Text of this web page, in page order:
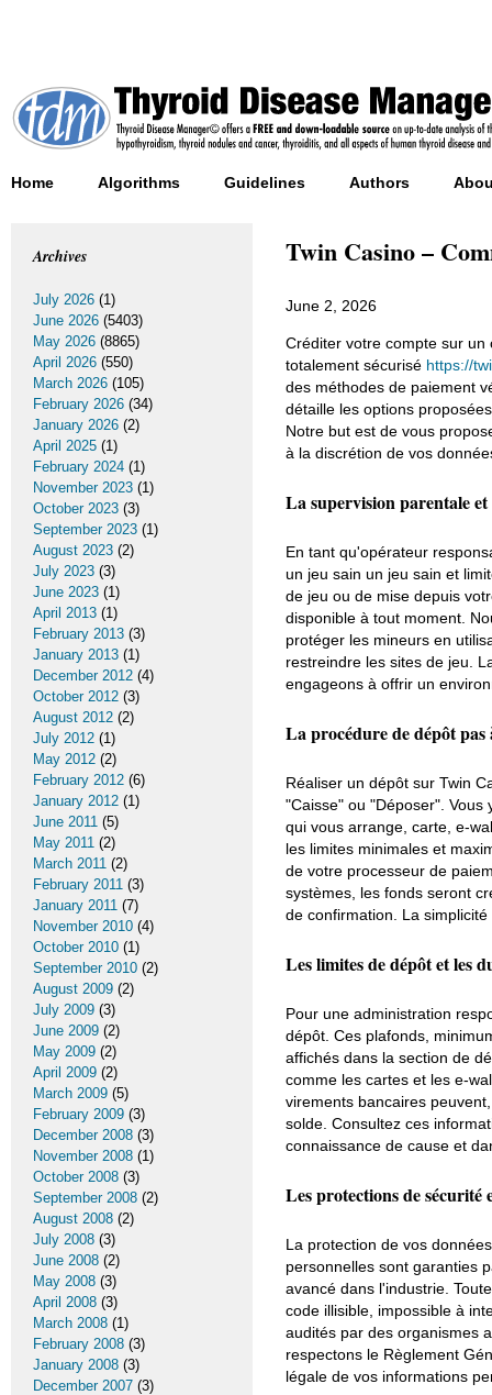
Home Algorithms Guidelines Authors
Twin Casino –
June 2, 2026
Créditer votre compte sur un
totalement sécurisé https://
des méthodes de paiement
détaille les options
Notre but est de vous
à la discrétion de vos
La supervision parentale
En tant qu'opérateur
un jeu sain un jeu sain et
de jeu ou de mise depuis
disponible à tout moment.
protéger les mineurs en
restreindre les sites de jeu.
engageons à offrir un
La procédure de dépôt pas
Réaliser un dépôt sur Twin
"Caisse" ou "Déposer".
qui vous arrange, carte, e-
les limites minimales et
de votre processeur de
systèmes, les fonds seront
de confirmation. La
Les limites de dépôt et les
Pour une administration
dépôt. Ces plafonds,
affichés dans la section de
comme les cartes et les e-
virements bancaires
solde. Consultez ces
connaissance de cause et
Les protections de sécurité
La protection de vos
personnelles sont garanties
avancé dans l'industrie.
code illisible, impossible à
audités par des organismes
respectons le Règlement
légale de vos informations
Archives
July 2026 (1)
June 2026 (5403)
May 2026 (8865)
April 2026 (550)
March 2026 (105)
February 2026 (34)
January 2026 (2)
April 2025 (1)
February 2024 (1)
November 2023 (1)
October 2023 (3)
September 2023 (1)
August 2023 (2)
July 2023 (3)
June 2023 (1)
April 2013 (1)
February 2013 (3)
January 2013 (1)
December 2012 (4)
October 2012 (3)
August 2012 (2)
July 2012 (1)
May 2012 (2)
February 2012 (6)
January 2012 (1)
June 2011 (5)
May 2011 (2)
March 2011 (2)
February 2011 (3)
January 2011 (7)
November 2010 (4)
October 2010 (1)
September 2010 (2)
August 2009 (2)
July 2009 (3)
June 2009 (2)
May 2009 (2)
April 2009 (2)
March 2009 (5)
February 2009 (3)
December 2008 (3)
November 2008 (1)
October 2008 (3)
September 2008 (2)
August 2008 (2)
July 2008 (3)
June 2008 (2)
May 2008 (3)
April 2008 (3)
March 2008 (1)
February 2008 (3)
January 2008 (3)
December 2007 (3)